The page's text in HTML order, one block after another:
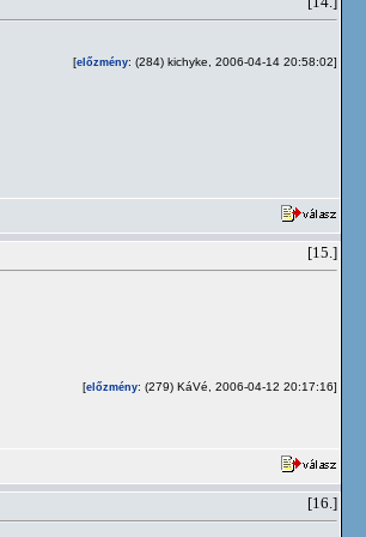
[előzmény: (284) kichyke, 2006-04-14 20:58:02]
[15.]
[előzmény: (279) KáVé, 2006-04-12 20:17:16]
[16.]